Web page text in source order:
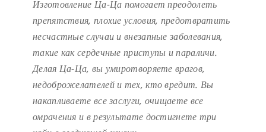
Изготовление Ца-Ца помогает преодолеть
препятствия, плохие условия, предотвратить
несчастные случаи и внезапные заболевания,
такие как сердечные приступы и параличи.
Делая Ца-Ца, вы умиротворяете врагов,
недоброжелателей и тех, кто вредит. Вы
накапливаете все заслуги, очищаете все
омрачения и в результате достигнете три